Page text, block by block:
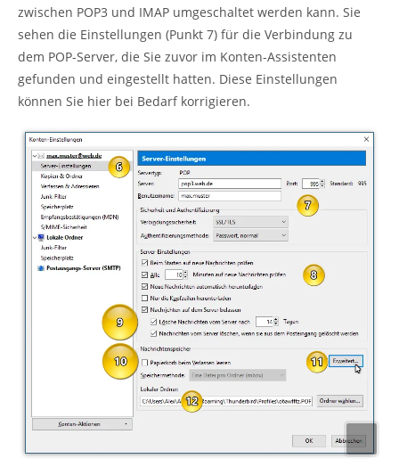
zwischen POP3 und IMAP umgeschaltet werden kann. Sie
sehen die Einstellungen (Punkt 7) für die Verbindung zu
dem POP-Server, die Sie zuvor im Konten-Assistenten
gefunden und eingestellt hatten. Diese Einstellungen
können Sie hier bei Bedarf korrigieren.